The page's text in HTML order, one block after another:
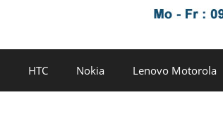
HTC Nokia Lenovo Motorola